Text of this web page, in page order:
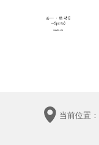
当前位置：